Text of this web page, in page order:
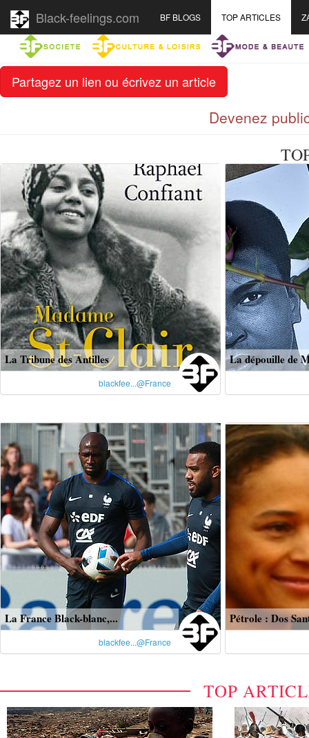
Partagez un lien ou écrivez un article
Black-feelings.com BF BLOGS TOP ARTICLES
Devenez
La Tribune des Antilles
blackfee...@France
La dépouille de
La France Black-blanc,...
blackfee...@France
Pétrole : Dos
TOP